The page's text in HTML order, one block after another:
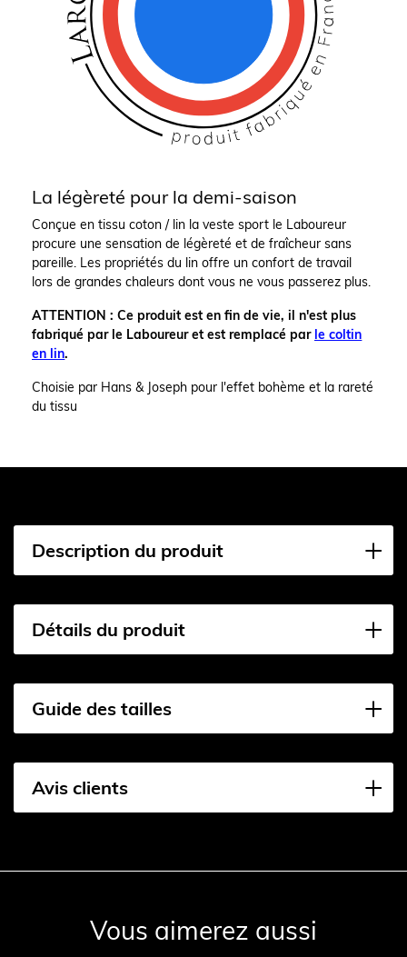
La légèreté pour la demi-saison
Conçue en tissu coton / lin la veste sport le Laboureur
procure une sensation de légèreté et de fraîcheur sans
pareille. Les propriétés du lin offre un confort de travail
lors de grandes chaleurs dont vous ne vous passerez plus.
ATTENTION : Ce produit est en fin de vie, il n'est plus
fabriqué par le Laboureur et est remplacé par le coltin
en lin.
Choisie par Hans & Joseph pour l'effet bohème et la rareté
du tissu
Description du produit
Détails du produit
Guide des tailles
Avis clients
Vous aimerez aussi